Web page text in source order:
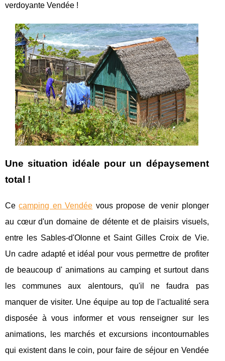
verdoyante Vendée !
Une situation idéale pour un dépaysement
total !
Cecamping en Vendée vous propose de venir plonger
au cœur d'un domaine de détente et de plaisirs visuels,
entre les Sables-d'Olonne et Saint Gilles Croix de Vie.
Un cadre adapté et idéal pour vous permettre de profiter
de beaucoup d' animations au camping et surtout dans
les communes aux alentours, qu'il ne faudra pas
manquer de visiter. Une équipe au top de l'actualité sera
disposée à vous informer et vous renseigner sur les
animations, les marchés et excursions incontournables
qui existent dans le coin, pour faire de séjour en Vendée